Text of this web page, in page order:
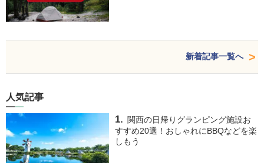
新着記事一覧へ
人気記事
関西の日帰りグランピング施設お
すすめ20選！おしゃれにBBQなどを楽
しもう